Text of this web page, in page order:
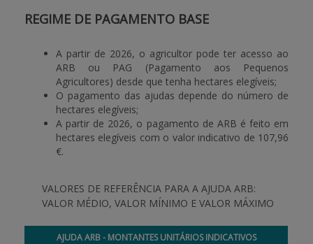
REGIME DE PAGAMENTO BASE
A partir de 2026, o agricultor pode ter acesso ao
ARB ou PAG (Pagamento aos Pequenos
Agricultores) desde que tenha hectares elegíveis;
O pagamento das ajudas depende do número de
hectares elegíveis;
A partir de 2026, o pagamento de ARB é feito em
hectares elegíveis com o valor indicativo de 107,96
€.
VALORES DE REFERÊNCIA PARA A AJUDA ARB:
VALOR MÉDIO, VALOR MÍNIMO E VALOR MÁXIMO
AJUDA ARB - MONTANTES UNITÁRIOS INDICATIVOS